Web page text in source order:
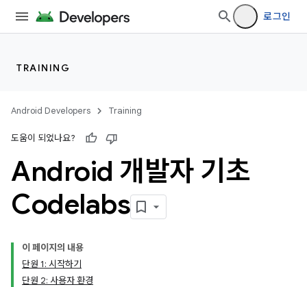
로그인
TRAINING
Android Developers Training
도움이 되었나요?
Android 개발자 기초
Codelabs
이 페이지의 내용
단원 1: 시작하기
단원 2: 사용자 환경